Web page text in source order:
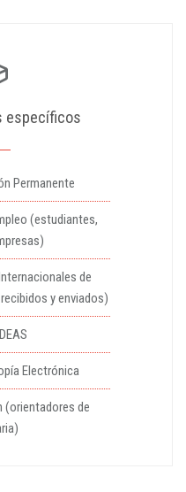
específicos
Permanente
(estudiantes,
de
y enviados)
Electrónica
(orientadores de